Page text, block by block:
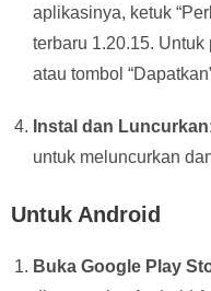
aplikasinya, ketuk
terbaru 1.20.15.
atau tombol
Instal dan Luncurkan
untuk meluncurkan
Untuk Android
Buka Google Play